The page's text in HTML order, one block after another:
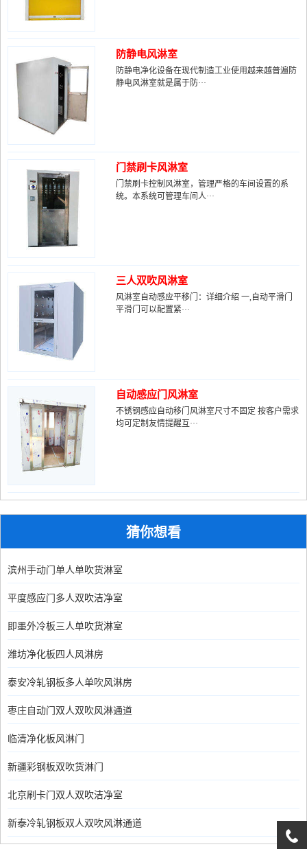
防静电风淋室
防静电净化设备在现代制造工业使用越来越普遍防
静电风淋室就是属于防···
门禁刷卡风淋室
门禁刷卡控制风淋室，管理严格的车间设置的系
统。本系统可管理车间人···
三人双吹风淋室
风淋室自动感应平移门：详细介绍 一,自动平滑门
平滑门可以配置紧···
自动感应门风淋室
不锈钢感应自动移门风淋室尺寸不固定 按客户需求
均可定制友情提醒互···
猜你想看
滨州手动门单人单吹货淋室
平度感应门多人双吹洁净室
即墨外冷板三人单吹货淋室
潍坊净化板四人风淋房
泰安冷轧钢板多人单吹风淋房
枣庄自动门双人双吹风淋通道
临清净化板风淋门
新疆彩钢板双吹货淋门
北京刷卡门双人双吹洁净室
新泰冷轧钢板双人双吹风淋通道